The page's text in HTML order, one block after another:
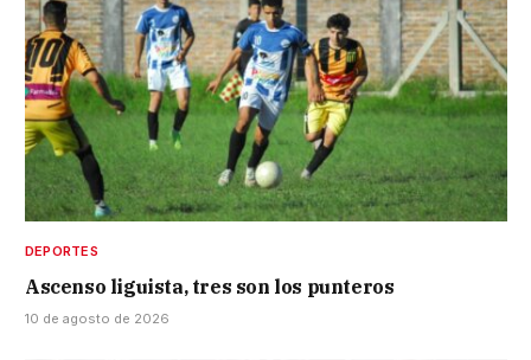
DEPORTES
Ascenso liguista, tres son los punteros
10 de agosto de 2026